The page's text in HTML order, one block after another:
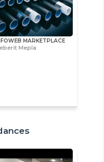
MARKETPLACE
Mepla